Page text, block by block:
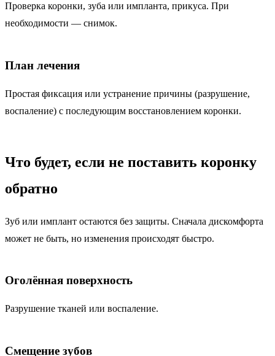
Проверка коронки, зуба или импланта, прикуса. При
необходимости — снимок.
План лечения
Простая фиксация или устранение причины (разрушение,
воспаление) с последующим восстановлением коронки.
Что будет, если не поставить коронку
обратно
Зуб или имплант остаются без защиты. Сначала дискомфорта
может не быть, но изменения происходят быстро.
Оголённая поверхность
Разрушение тканей или воспаление.
Смещение зубов